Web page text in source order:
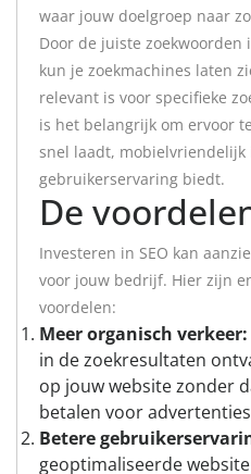
waar jouw doelgroep naar
Door de juiste
kun je zoekmachines laten
relevant is voor specifieke
is het belangrijk om ervoor
snel laadt, mobielvriendelijk
gebruikerservaring biedt.
De
Investeren in SEO kan
voor jouw bedrijf. Hier zijn
voordelen:
Meer organisch verkeer:
in de zoekresultaten
op jouw website zonder
betalen voor
Betere
geoptimaliseerde